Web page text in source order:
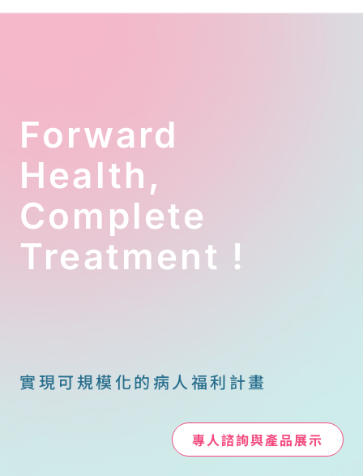
Forward
Health,
Complete
Treatment !
實現可規模化的病人福利計畫
專人諮詢與產品展示